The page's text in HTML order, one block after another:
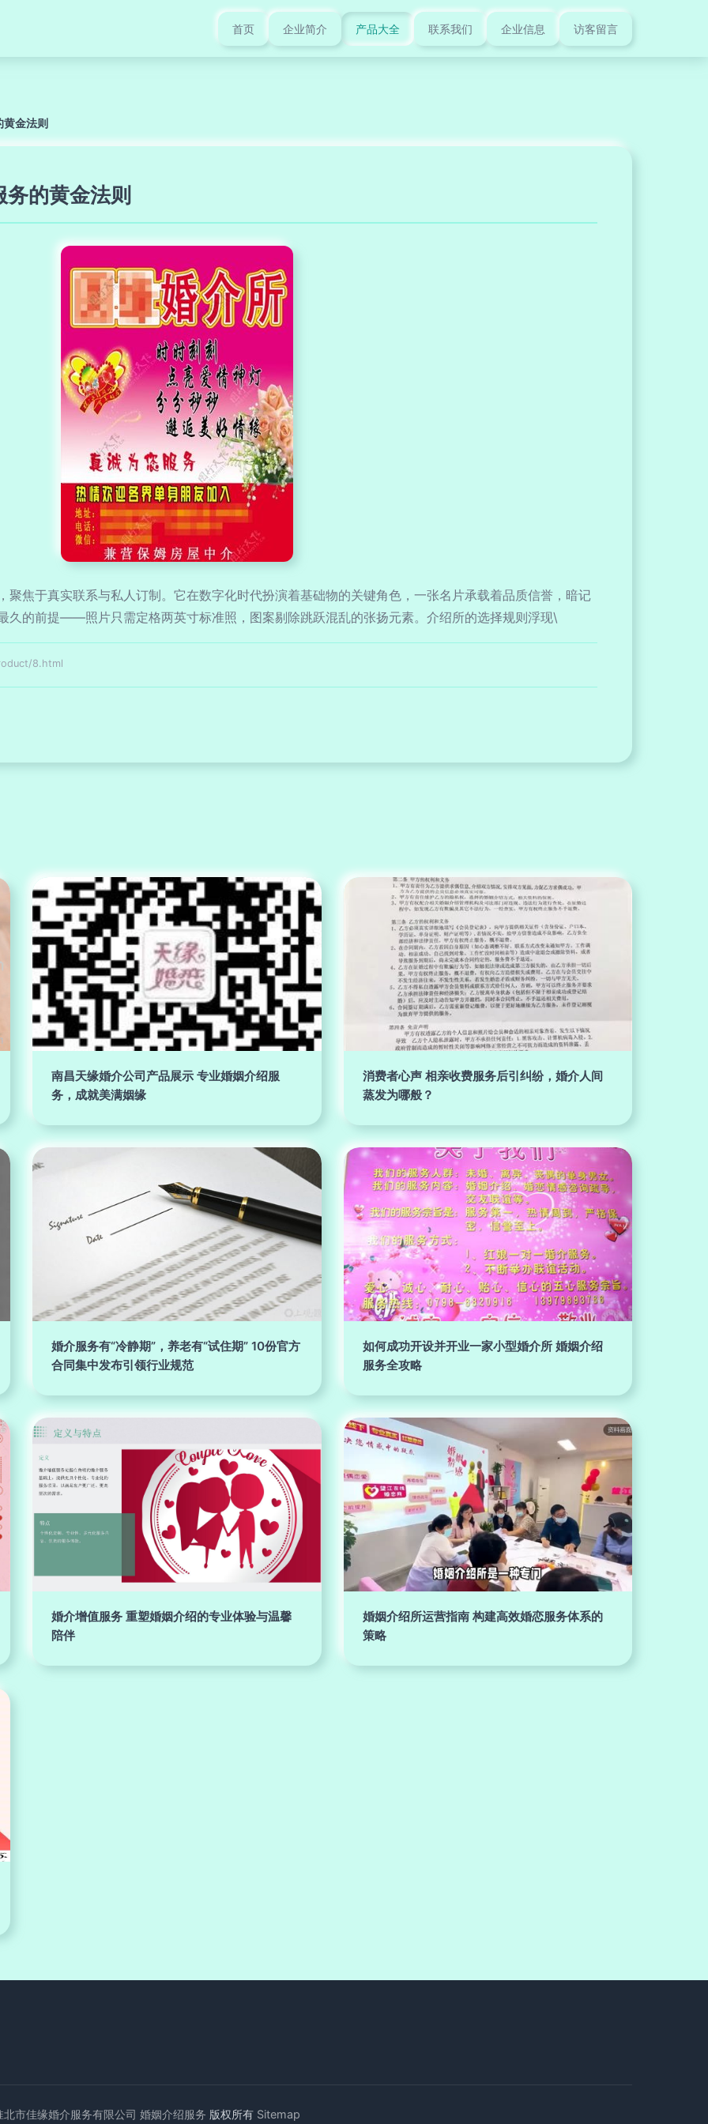
首页 企业简介 产品大全 联系我们 企业信息 访客留言
金法则
务的黄金法则
聚焦于真实联系与私人订制。它在数字化时代扮演着基础物的关键角色，一张名片承载着品质信誉，暗记
久的前提——照片只需定格两英寸标准照，图案剔除跳跃混乱的张扬元素。介绍所的选择规则浮现\
8.html
南昌天缘婚介公司产品展示 专业婚姻介绍服
务，成就美满姻缘
消费者心声 相亲收费服务后引纠纷，婚介人间
蒸发为哪般？
婚介服务有“冷静期”，养老有“试住期” 10份官方
合同集中发布引领行业规范
如何成功开设并开业一家小型婚介所 婚姻介绍
服务全攻略
婚介增值服务 重塑婚姻介绍的专业体验与温馨
陪伴
婚姻介绍所运营指南 构建高效婚恋服务体系的
策略
北市佳缘婚介服务有限公司 婚姻介绍服务 版权所有 Sitemap